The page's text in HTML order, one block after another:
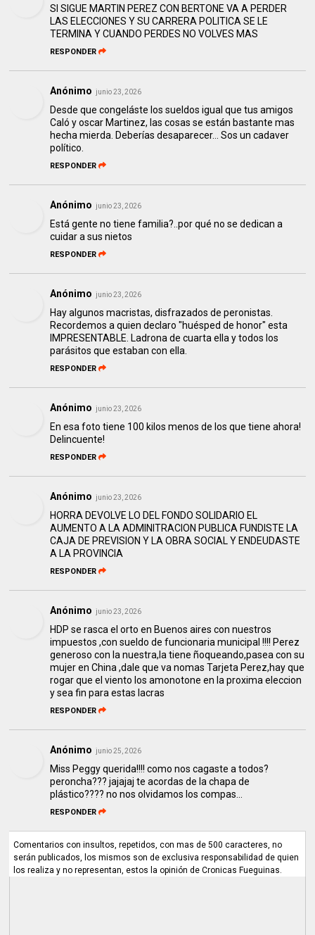
SI SIGUE MARTIN PEREZ CON BERTONE VA A PERDER
LAS ELECCIONES Y SU CARRERA POLITICA SE LE
TERMINA Y CUANDO PERDES NO VOLVES MAS
RESPONDER
Anónimo junio 23, 2026
Desde que congeláste los sueldos igual que tus amigos
Caló y oscar Martinez, las cosas se están bastante mas
hecha mierda. Deberías desaparecer... Sos un cadaver
político.
RESPONDER
Anónimo junio 23, 2026
Está gente no tiene familia?..por qué no se dedican a
cuidar a sus nietos
RESPONDER
Anónimo junio 23, 2026
Hay algunos macristas, disfrazados de peronistas.
Recordemos a quien declaro "huésped de honor" esta
IMPRESENTABLE. Ladrona de cuarta ella y todos los
parásitos que estaban con ella.
RESPONDER
Anónimo junio 23, 2026
En esa foto tiene 100 kilos menos de los que tiene ahora!
Delincuente!
RESPONDER
Anónimo junio 23, 2026
HORRA DEVOLVE LO DEL FONDO SOLIDARIO EL
AUMENTO A LA ADMINITRACION PUBLICA FUNDISTE LA
CAJA DE PREVISION Y LA OBRA SOCIAL Y ENDEUDASTE
A LA PROVINCIA
RESPONDER
Anónimo junio 23, 2026
HDP se rasca el orto en Buenos aires con nuestros
impuestos ,con sueldo de funcionaria municipal !!!! Perez
generoso con la nuestra,la tiene ñoqueando,pasea con su
mujer en China ,dale que va nomas Tarjeta Perez,hay que
rogar que el viento los amonotone en la proxima eleccion
y sea fin para estas lacras
RESPONDER
Anónimo junio 25, 2026
Miss Peggy querida!!!! como nos cagaste a todos?
peroncha??? jajajaj te acordas de la chapa de
plástico???? no nos olvidamos los compas...
RESPONDER
Comentarios con insultos, repetidos, con mas de 500 caracteres, no
serán publicados, los mismos son de exclusiva responsabilidad de quien
los realiza y no representan, estos la opinión de Cronicas Fueguinas.